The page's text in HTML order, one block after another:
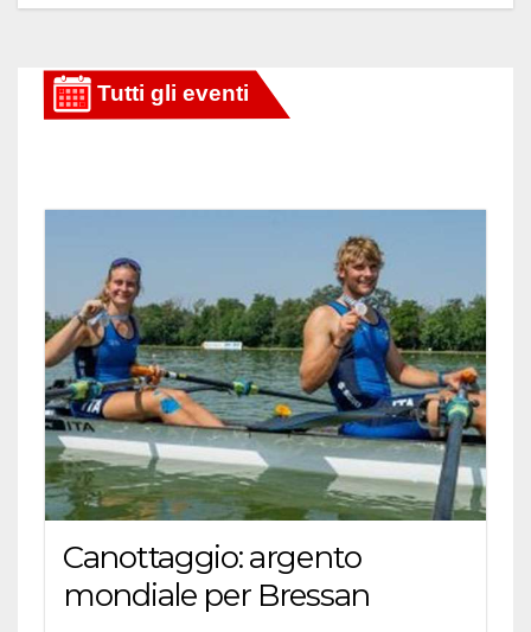
Canottaggio: argento
mondiale per Bressan